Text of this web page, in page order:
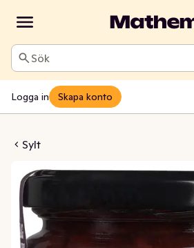
Sök
Logga in Skapa konto
Sylt
Lågkalori